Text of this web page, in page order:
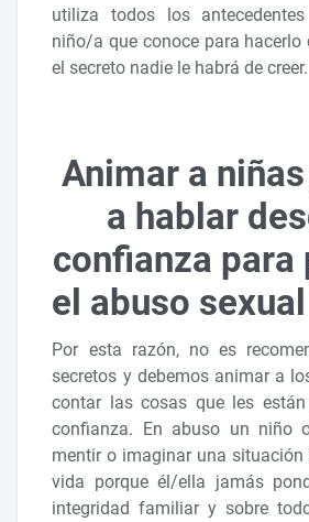
utiliza todos los
niño/a que conoce para hacerlo
el secreto nadie le habrá de creer.
Animar a
a hablar
confianza para
el abuso
Por esta razón, no es
secretos y debemos animar a
contar las cosas que les están
confianza. En abuso un niño
mentir o imaginar una situación
vida porque él/ella jamás
integridad familiar y sobre